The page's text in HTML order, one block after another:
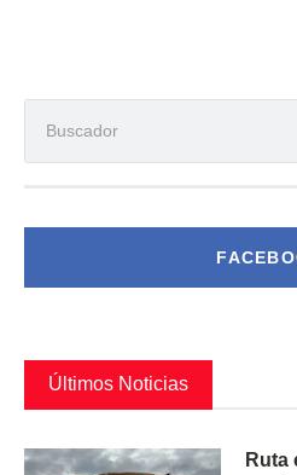
Últimos Noticias
Ruta